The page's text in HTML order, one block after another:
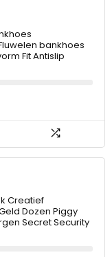
bankhoes
Fit Antislip
Creatief
Dozen Piggy
Secret Security